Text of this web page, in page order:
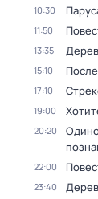
10:30
11:50
13:35
15:10
17:10
19:00
20:20
22:00
23:40